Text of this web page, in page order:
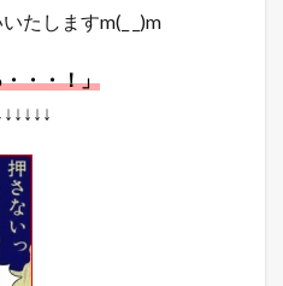
たしますm(_ _)m
・・！」